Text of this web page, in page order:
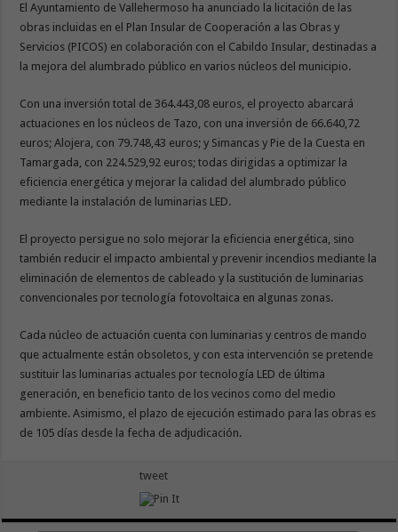
El Ayuntamiento de Vallehermoso ha anunciado la licitación de las
obras incluidas en el Plan Insular de Cooperación a las Obras y
Servicios (PICOS) en colaboración con el Cabildo Insular, destinadas a
la mejora del alumbrado público en varios núcleos del municipio.
Con una inversión total de 364.443,08 euros, el proyecto abarcará
actuaciones en los núcleos de Tazo, con una inversión de 66.640,72
euros; Alojera, con 79.748,43 euros; y Simancas y Pie de la Cuesta en
Tamargada, con 224.529,92 euros; todas dirigidas a optimizar la
eficiencia energética y mejorar la calidad del alumbrado público
mediante la instalación de luminarias LED.
El proyecto persigue no solo mejorar la eficiencia energética, sino
también reducir el impacto ambiental y prevenir incendios mediante la
eliminación de elementos de cableado y la sustitución de luminarias
convencionales por tecnología fotovoltaica en algunas zonas.
Cada núcleo de actuación cuenta con luminarias y centros de mando
que actualmente están obsoletos, y con esta intervención se pretende
sustituir las luminarias actuales por tecnología LED de última
generación, en beneficio tanto de los vecinos como del medio
ambiente. Asimismo, el plazo de ejecución estimado para las obras es
de 105 días desde la fecha de adjudicación.
tweet